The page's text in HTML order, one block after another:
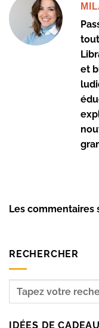
et
Les commentaires
RECHERCHER
IDÉES DE